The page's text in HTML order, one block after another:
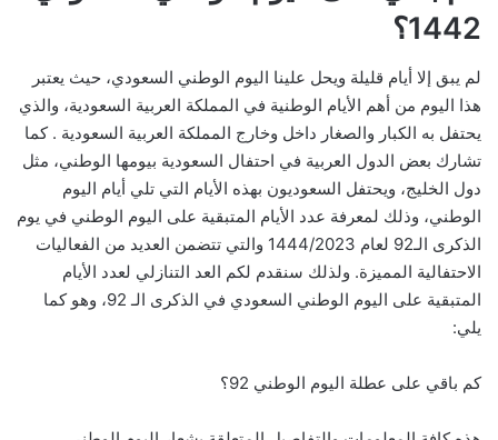
1442؟
لم يبق إلا أيام قليلة ويحل علينا اليوم الوطني السعودي، حيث يعتبر
هذا اليوم من أهم الأيام الوطنية في المملكة العربية السعودية، والذي
يحتفل به الكبار والصغار داخل وخارج المملكة العربية السعودية . كما
تشارك بعض الدول العربية في احتفال السعودية بيومها الوطني، مثل
دول الخليج، ويحتفل السعوديون بهذه الأيام التي تلي أيام اليوم
الوطني، وذلك لمعرفة عدد الأيام المتبقية على اليوم الوطني في يوم
الذكرى الـ92 لعام 1444/2023 والتي تتضمن العديد من الفعاليات
الاحتفالية المميزة. ولذلك سنقدم لكم العد التنازلي لعدد الأيام
المتبقية على اليوم الوطني السعودي في الذكرى الـ 92، وهو كما
يلي:
كم باقي على عطلة اليوم الوطني 92؟